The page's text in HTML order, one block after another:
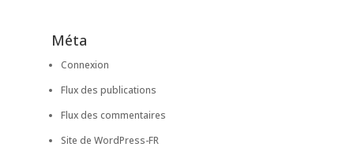
Méta
Connexion
Flux des publications
Flux des commentaires
Site de WordPress-FR